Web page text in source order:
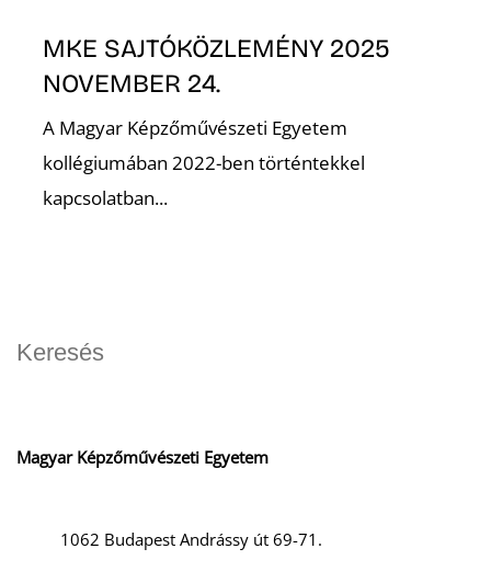
MKE SAJTÓKÖZLEMÉNY 2025
NOVEMBER 24.
A Magyar Képzőművészeti Egyetem
kollégiumában 2022-ben történtekkel
kapcsolatban...
Magyar Képzőművészeti Egyetem
1062 Budapest Andrássy út 69-71.